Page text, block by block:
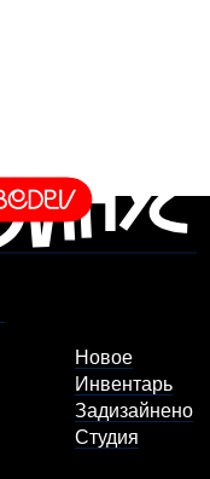
Новое
Инвентарь
Задизайнено
Студия